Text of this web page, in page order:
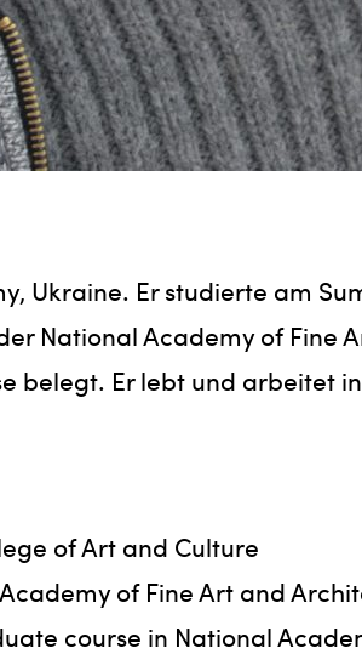
Ukraine. Er studierte am
National Academy of Fine
belegt. Er lebt und arbeitet
of Art and Culture
of Fine Art and
course in National